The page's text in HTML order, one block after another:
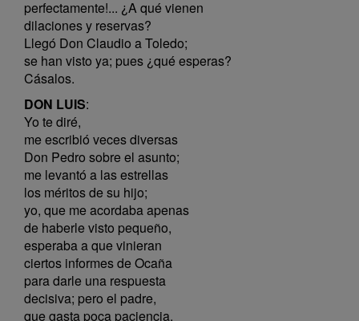
perfectamente!... ¿A qué vienen
dilaciones y reservas?
Llegó Don Claudio a Toledo;
se han visto ya; pues ¿qué esperas?
Cásalos.
DON LUIS:
Yo te diré,
me escribió veces diversas
Don Pedro sobre el asunto;
me levantó a las estrellas
los méritos de su hijo;
yo, que me acordaba apenas
de haberle visto pequeño,
esperaba a que vinieran
ciertos informes de Ocaña
para darle una respuesta
decisiva; pero el padre,
que gasta poca paciencia,